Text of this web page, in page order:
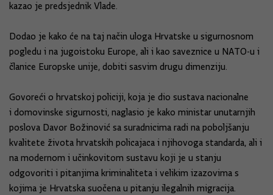
kazao je predsjednik Vlade.
Dodao je kako će na taj način uloga Hrvatske u sigurnosnom
pogledu i na jugoistoku Europe, ali i kao saveznice u NATO-u i
članice Europske unije, dobiti sasvim drugu dimenziju.
Govoreći o hrvatskoj policiji, koja je dio sustava nacionalne
i domovinske sigurnosti, naglasio je kako ministar unutarnjih
poslova Davor Božinović sa suradnicima radi na poboljšanju
kvalitete života hrvatskih policajaca i njihovoga standarda, ali i
na modernom i učinkovitom sustavu koji je u stanju
odgovoriti i pitanjima kriminaliteta i velikim izazovima s
kojima je Hrvatska suočena u pitanju ilegalnih migracija.